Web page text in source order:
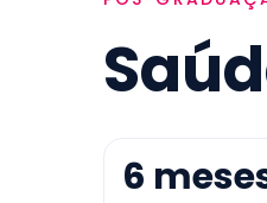
6